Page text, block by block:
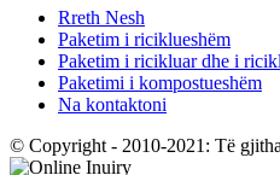
Rreth Nesh
Paketim i riciklueshëm
Paketim i ricikluar dhe i
Paketimi i kompostueshëm
Na kontaktoni
© Copyright - 2010-2021: Të